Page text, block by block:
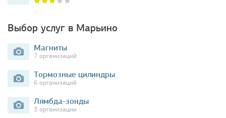
Выбор услуг в Марьино
Магниты
7 организаций
Тормозные цилиндры
6 организаций
Лямбда-зонды
3 организации